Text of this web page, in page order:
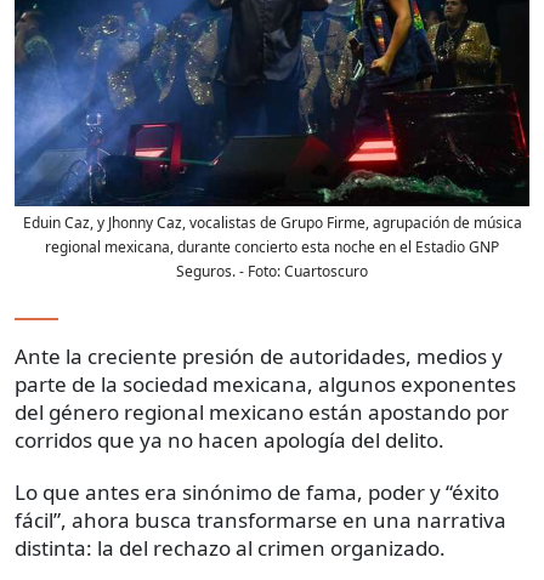
Eduin Caz, y Jhonny Caz, vocalistas de Grupo Firme, agrupación de música
regional mexicana, durante concierto esta noche en el Estadio GNP
Seguros.- Foto:Cuartoscuro
Ante la creciente presión de autoridades, medios y
parte de la sociedad mexicana, algunos exponentes
del género regional mexicano están apostando por
corridos que ya no hacen apología del delito.
Lo que antes era sinónimo de fama, poder y “éxito
fácil”, ahora busca transformarse en una narrativa
distinta: la del rechazo al crimen organizado.